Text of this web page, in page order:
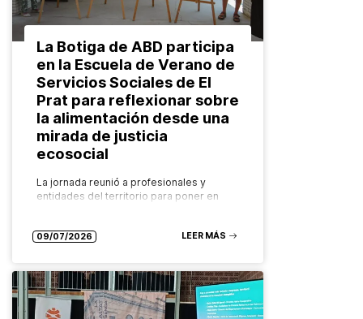
La Botiga de ABD participa
en la Escuela de Verano de
Servicios Sociales de El
Prat para reflexionar sobre
la alimentación desde una
mirada de justicia
ecosocial
La jornada reunió a profesionales y
entidades del territorio para poner en
saludable, sostenible y accesible para
09/07/2026 LEER MÁS